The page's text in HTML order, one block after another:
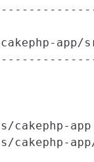
app/
app
app/